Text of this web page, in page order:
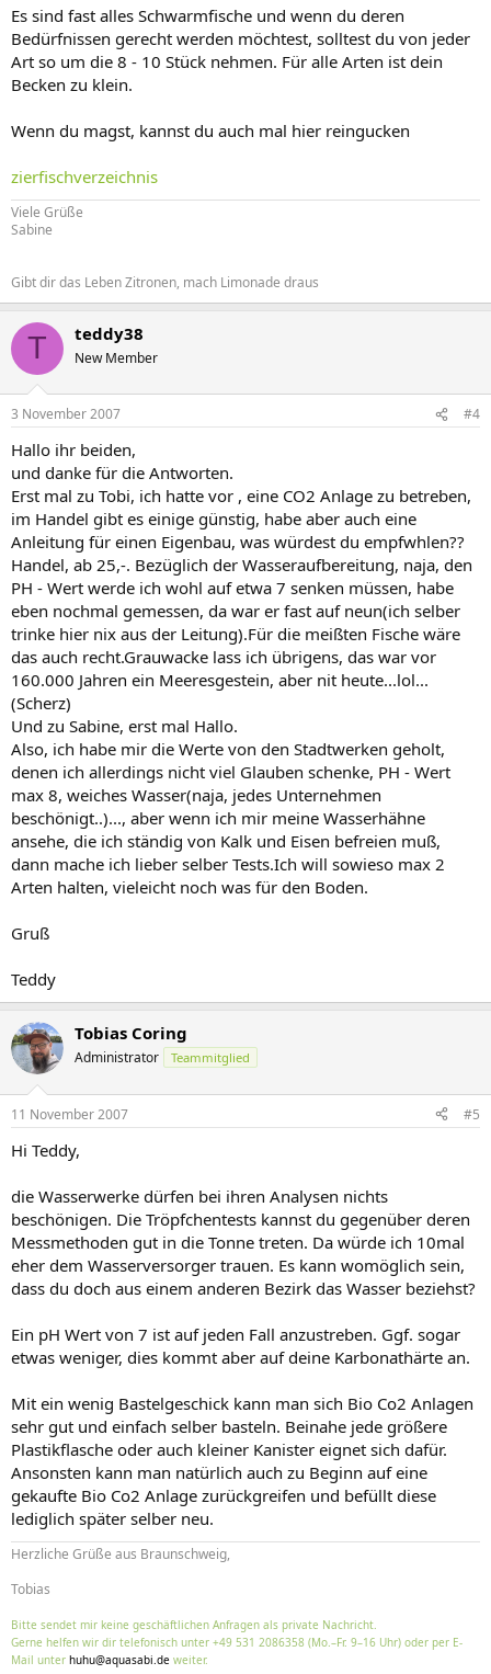
Es sind fast alles Schwarmfische und wenn du deren
Bedürfnissen gerecht werden möchtest, solltest du von jeder
Art so um die 8 - 10 Stück nehmen. Für alle Arten ist dein
Becken zu klein.
Wenn du magst, kannst du auch mal hier reingucken
zierfischverzeichnis
Viele Grüße
Sabine
Gibt dir das Leben Zitronen, mach Limonade draus
T teddy38
New Member
3 November 2007 #4
Hallo ihr beiden,
und danke für die Antworten.
Erst mal zu Tobi, ich hatte vor , eine CO2 Anlage zu betreben,
im Handel gibt es einige günstig, habe aber auch eine
Anleitung für einen Eigenbau, was würdest du empfwhlen??
Handel, ab 25,-. Bezüglich der Wasseraufbereitung, naja, den
PH - Wert werde ich wohl auf etwa 7 senken müssen, habe
eben nochmal gemessen, da war er fast auf neun(ich selber
trinke hier nix aus der Leitung).Für die meißten Fische wäre
das auch recht.Grauwacke lass ich übrigens, das war vor
160.000 Jahren ein Meeresgestein, aber nit heute...lol...
(Scherz)
Und zu Sabine, erst mal Hallo.
Also, ich habe mir die Werte von den Stadtwerken geholt,
denen ich allerdings nicht viel Glauben schenke, PH - Wert
max 8, weiches Wasser(naja, jedes Unternehmen
beschönigt..)..., aber wenn ich mir meine Wasserhähne
ansehe, die ich ständig von Kalk und Eisen befreien muß,
dann mache ich lieber selber Tests.Ich will sowieso max 2
Arten halten, vieleicht noch was für den Boden.
Gruß
Teddy
Tobias Coring
Administrator Teammitglied
11 November 2007 #5
Hi Teddy,
die Wasserwerke dürfen bei ihren Analysen nichts
beschönigen. Die Tröpfchentests kannst du gegenüber deren
Messmethoden gut in die Tonne treten. Da würde ich 10mal
eher dem Wasserversorger trauen. Es kann womöglich sein,
dass du doch aus einem anderen Bezirk das Wasser beziehst?
Ein pH Wert von 7 ist auf jeden Fall anzustreben. Ggf. sogar
etwas weniger, dies kommt aber auf deine Karbonathärte an.
Mit ein wenig Bastelgeschick kann man sich Bio Co2 Anlagen
sehr gut und einfach selber basteln. Beinahe jede größere
Plastikflasche oder auch kleiner Kanister eignet sich dafür.
Ansonsten kann man natürlich auch zu Beginn auf eine
gekaufte Bio Co2 Anlage zurückgreifen und befüllt diese
lediglich später selber neu.
Herzliche Grüße aus Braunschweig,
Tobias
Bitte sendet mir keine geschäftlichen Anfragen als private Nachricht.
Gerne helfen wir dir telefonisch unter +49 531 2086358 (Mo.–Fr. 9–16 Uhr) oder per E-
Mail unter huhu@aquasabi.de weiter.